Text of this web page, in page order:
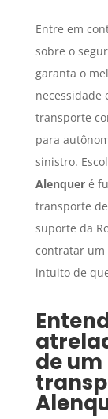
Entre em
sobre o
garanta o
necessidade
transporte
para
sinistro.
Alenqueré
transporte
suporte da
contratar um
intuito de
de um